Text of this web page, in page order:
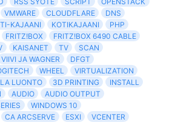
VMWARE CLOUDFLARE
DNS
KAJAANI KOTIKAJAANI
PHP
FRITZ!BOX
FRITZ!BOX 6490 CABLE
KAISANET TV
SCAN
VIIVI JA WAGNER
DFGT
WHEEL
VIRTUALIZATION
LUONTO 3D PRINTING
INSTALL
AUDIO
AUDIO OUTPUT
WINDOWS 10
CA ARCSERVE ESXI
VCENTER